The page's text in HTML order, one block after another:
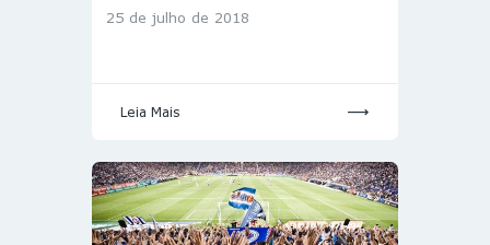
25 de julho de 2018
Leia Mais